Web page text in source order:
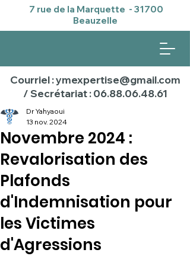
7 rue de la Marquette - 31700
Beauzelle
Courriel : ymexpertise@gmail.com
/ Secrétariat : 06.88.06.48.61
Novembre 2024 :
Revalorisation des
Plafonds
d'Indemnisation pour
les Victimes
d'Agressions
Dr Yahyaoui
13 nov. 2024